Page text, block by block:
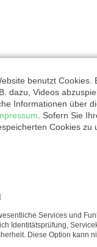
benutzt Cookies.
dazu, Videos
Informationen über
. Sofern Sie
Cookies zu
Services und
Identitätsprüfung,
Diese Option kann